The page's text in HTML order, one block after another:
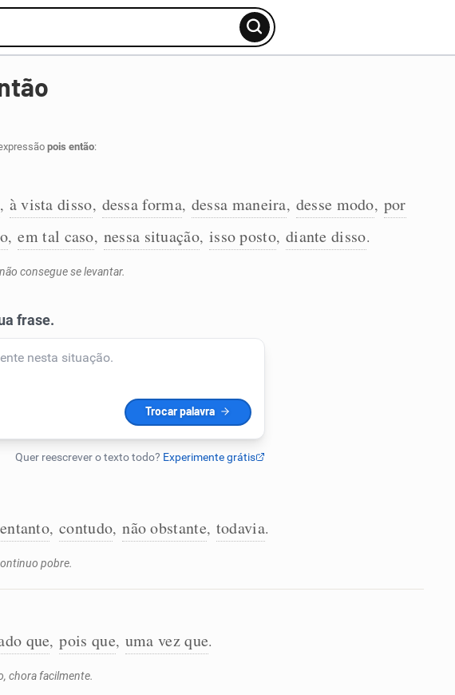
pois então:
, à vista disso, dessa forma, dessa maneira, desse modo, por
, em tal caso, nessa situação, isso posto, diante disso.
consegue se levantar.
, contudo, não obstante, todavia.
pobre.
que, pois que, uma vez que.
chora facilmente.